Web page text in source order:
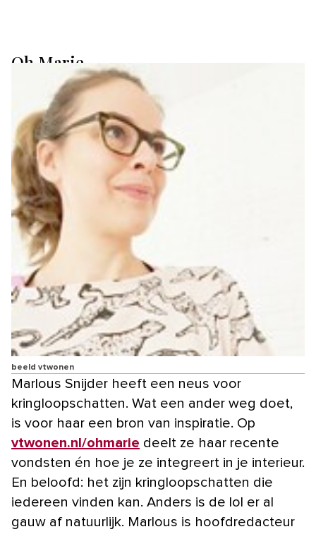
Oh Marie
beeld vtwonen
Marlous Snijder heeft een neus voor
kringloopschatten. Wat een ander weg doet,
is voor haar een bron van inspiratie. Op
vtwonen.nl/ohmarie deelt ze haar recente
vondsten én hoe je ze integreert in je interieur.
En beloofd: het zijn kringloopschatten die
iedereen vinden kan. Anders is de lol er al
gauw af natuurlijk. Marlous is hoofdredacteur